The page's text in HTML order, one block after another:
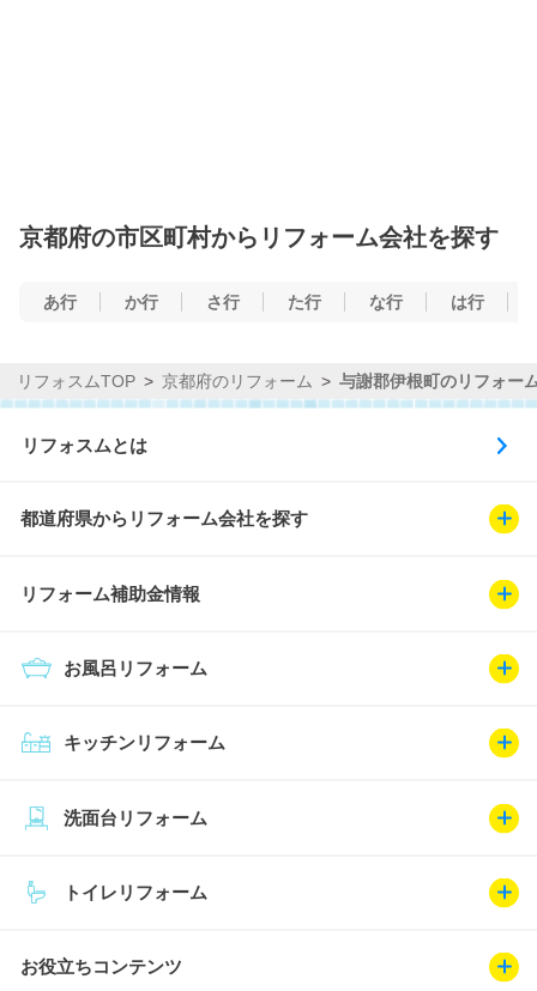
京都府の市区町村からリフォーム会社を探す
あ行 か行 さ行 た行 な行 は行
リフォスムTOP 京都府のリフォーム 与謝郡伊根町のリフォー
リフォスムとは
都道府県からリフォーム会社を探す
リフォーム補助金情報
キッチンリフォーム
お風呂リフォーム
トイレリフォーム
洗面台リフォーム
お役立ちコンテンツ